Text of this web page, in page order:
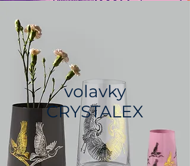
volavky
CRYSTALEX